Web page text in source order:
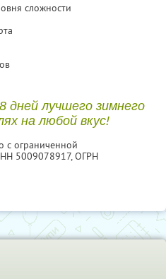
сложности
дней лучшего зимнего
на любой вкус!
с ограниченной
5009078917, ОГРН